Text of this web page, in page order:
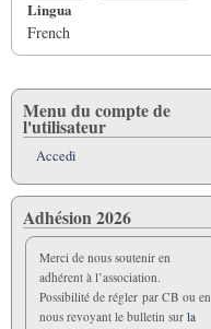
Lingua
French
Menu du compte de
l'utilisateur
Accedi
Adhésion 2026
Merci de nous soutenir en
adhérent à l’association.
Possibilité de régler par CB ou en
nous revoyant le bulletin sur la